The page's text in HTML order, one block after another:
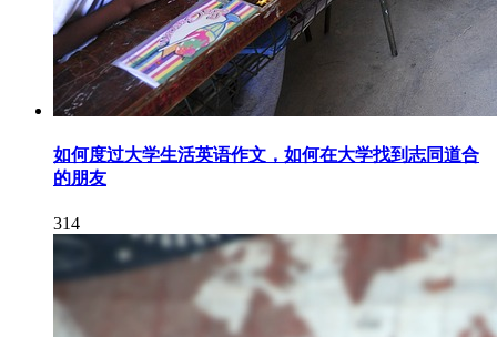
如何度过大学生活英语作文，如何在大学找到志同道合
的朋友
314